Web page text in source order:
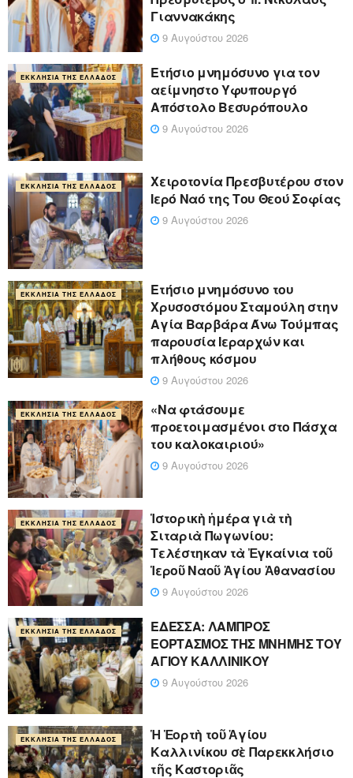
Γιαννακάκης
9 Αυγούστου 2026
ΕΚΚΛΗΣΊΑ ΤΗΣ ΕΛΛΆΔΟΣ
Ετήσιο μνημόσυνο για τον
αείμνηστο Υφυπουργό
Απόστολο Βεσυρόπουλο
9 Αυγούστου 2026
ΕΚΚΛΗΣΊΑ ΤΗΣ ΕΛΛΆΔΟΣ
Χειροτονία Πρεσβυτέρου στον
Ιερό Ναό της Του Θεού Σοφίας
9 Αυγούστου 2026
ΕΚΚΛΗΣΊΑ ΤΗΣ ΕΛΛΆΔΟΣ
Ετήσιο μνημόσυνο του
Χρυσοστόμου Σταμούλη στην
Αγία Βαρβάρα Άνω Τούμπας
παρουσία Ιεραρχών και
πλήθους κόσμου
9 Αυγούστου 2026
ΕΚΚΛΗΣΊΑ ΤΗΣ ΕΛΛΆΔΟΣ
«Να φτάσουμε
προετοιμασμένοι στο Πάσχα
του καλοκαιριού»
9 Αυγούστου 2026
ΕΚΚΛΗΣΊΑ ΤΗΣ ΕΛΛΆΔΟΣ
Ἱστορικὴ ἡμέρα γιὰ τὴ
Σιταριὰ Πωγωνίου:
Τελέστηκαν τὰ Ἐγκαίνια τοῦ
Ἱεροῦ Ναοῦ Ἁγίου Ἀθανασίου
9 Αυγούστου 2026
ΕΚΚΛΗΣΊΑ ΤΗΣ ΕΛΛΆΔΟΣ
ΕΔΕΣΣΑ: ΛΑΜΠΡΟΣ
ΕΟΡΤΑΣΜΟΣ ΤΗΣ ΜΝΗΜΗΣ ΤΟΥ
ΑΓΙΟΥ ΚΑΛΛΙΝΙΚΟΥ
9 Αυγούστου 2026
ΕΚΚΛΗΣΊΑ ΤΗΣ ΕΛΛΆΔΟΣ
Ἡ Ἑορτὴ τοῦ Ἁγίου
Καλλινίκου σὲ Παρεκκλήσιο
τῆς Καστοριᾶς